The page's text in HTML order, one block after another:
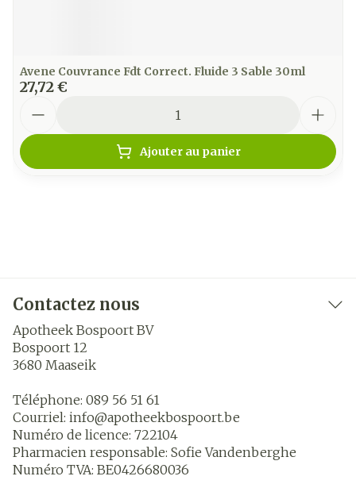
Avene Couvrance Fdt Correct. Fluide 3 Sable 30ml
27,72 €
Ajouter au panier
Contactez nous
Apotheek Bospoort BV
Bospoort 12
3680 Maaseik
Téléphone: 089 56 51 61
Courriel: info@apotheekbospoort.be
Numéro de licence: 722104
Pharmacien responsable: Sofie Vandenberghe
Numéro TVA: BE0426680036